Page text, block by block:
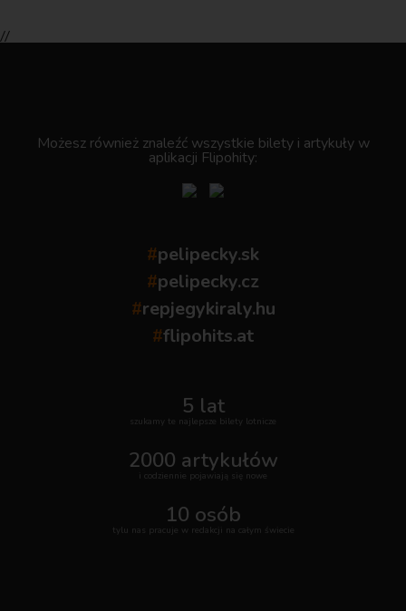
//
Możesz również znaleźć wszystkie bilety i artykuły w
aplikacji Flipohity:
#pelipecky.sk
#pelipecky.cz
#repjegykiraly.hu
#flipohits.at
5 lat
szukamy te najlepsze bilety lotnicze
2000 artykułów
i codziennie pojawiają się nowe
10 osób
tylu nas pracuje w redakcji na całym świecie